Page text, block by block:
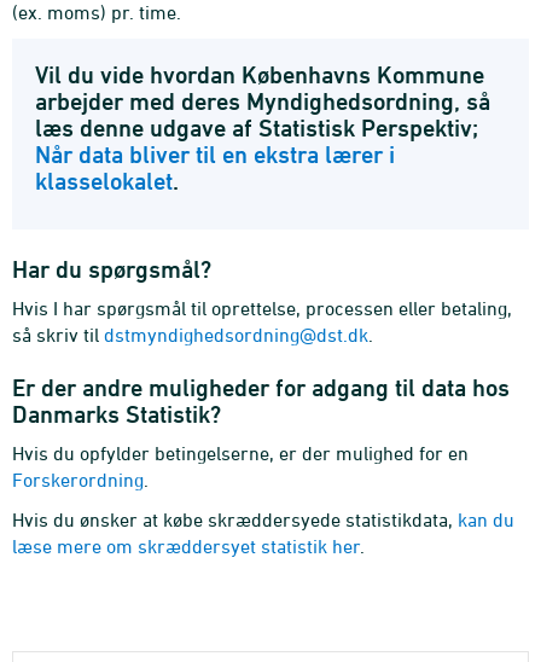
(ex. moms) pr. time.
Vil du vide hvordan Københavns Kommune
arbejder med deres Myndighedsordning, så
læs denne udgave af Statistisk Perspektiv;
Når data bliver til en ekstra lærer i
klasselokalet.
Har du spørgsmål?
Hvis I har spørgsmål til oprettelse, processen eller betaling,
så skriv til dstmyndighedsordning@dst.dk
Er der andre muligheder for adgang til data hos
Danmarks Statistik?
Hvis du opfylder betingelserne, er der mulighed for en
Forskerordning
Hvis du ønsker at købe skræddersyede statistikdata, kan du
læse mere om skræddersyet statistik her.